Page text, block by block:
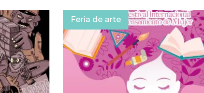
Feria de arte